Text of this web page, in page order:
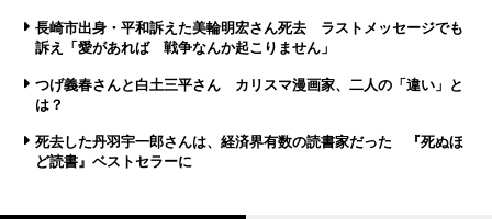
長崎市出身・平和訴えた美輪明宏さん死去 ラストメッセージでも
訴え「愛があれば 戦争なんか起こりません」
つげ義春さんと白土三平さん カリスマ漫画家、二人の「違い」と
は？
死去した丹羽宇一郎さんは、経済界有数の読書家だった 『死ぬほ
ど読書』ベストセラーに